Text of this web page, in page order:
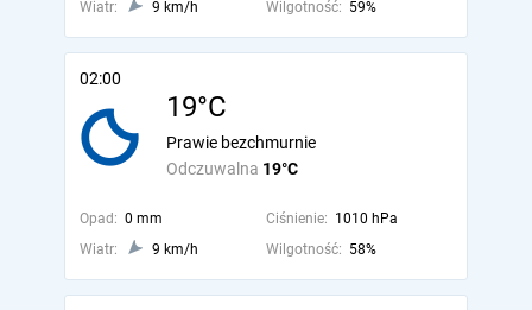
Wiatr:
9 km/h Wilgotność: 59%
02:00
19°C
Odczuwalna 19°C
Prawie bezchmurnie
Opad: 0 mm Ciśnienie: 1010 hPa
Wiatr:
9 km/h Wilgotność: 58%